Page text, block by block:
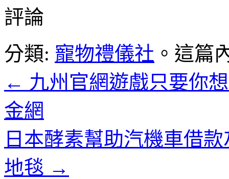
評論
分類: 寵物禮儀社 。這篇
← 九州官網遊戲只要你
金網
日本酵素幫助汽機車借
地毯 →